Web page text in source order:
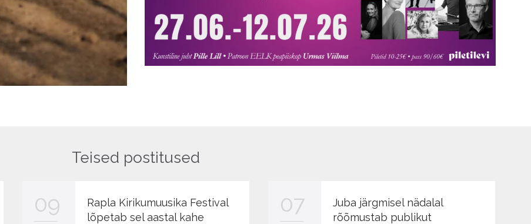
Teised postitused
09
Rapla Kirikumuusika Festival
lõpetab sel aastal kahe
07
Juba järgmisel nädalal
rõõmustab publikut